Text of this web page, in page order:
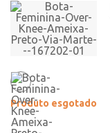
Produto esgotado